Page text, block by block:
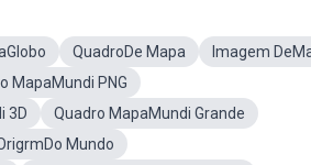
QuadroDe Mapa
Imagem
MapaMundi PNG
3D
Quadro MapaMundi Grande
Mundo